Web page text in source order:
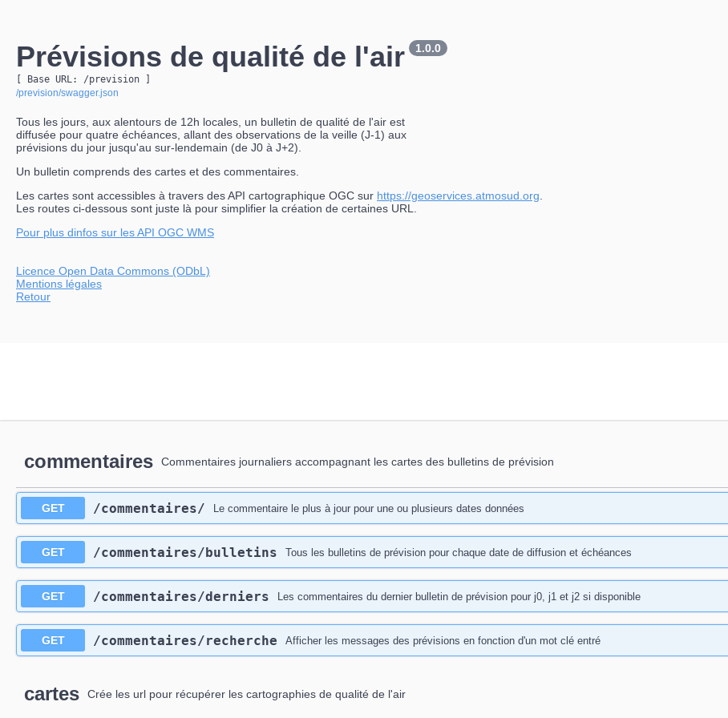
Prévisions de qualité de l'air 1.0.0
[ Base URL: /prevision
/prevision/swagger.json
Tous les jours, aux alentours de 12h locales, un bulletin de qualité de l'air est
diffusée pour quatre échéances, allant des observations de la veille (J-1) aux
prévisions du jour jusqu'au sur-lendemain (de J0 à J+2).
Un bulletin comprends des cartes et des commentaires.
Les cartes sont accessibles à travers des API cartographique OGC sur https://geoservices.atmosud.org
Les routes ci-dessous sont juste là pour simplifier la création de certaines URL.
Pour plus dinfos sur les API OGC WMS
Licence Open Data Commons (ODbL)
Mentions légales
Retour
commentaires Commentaires journaliers accompagnant les cartes des bulletins de prévision
GET /commentaires/ Le commentaire le plus à jour pour une ou plusieurs dates données
GET /commentaires/bulletins Tous les bulletins de prévision pour chaque date de diffusion et échéances
GET /commentaires/derniers Les commentaires du dernier bulletin de prévision pour j0, j1 et j2 si disponible
GET /commentaires/recherche Afficher les messages des prévisions en fonction d'un mot clé entré
cartes Crée les url pour récupérer les cartographies de qualité de l'air